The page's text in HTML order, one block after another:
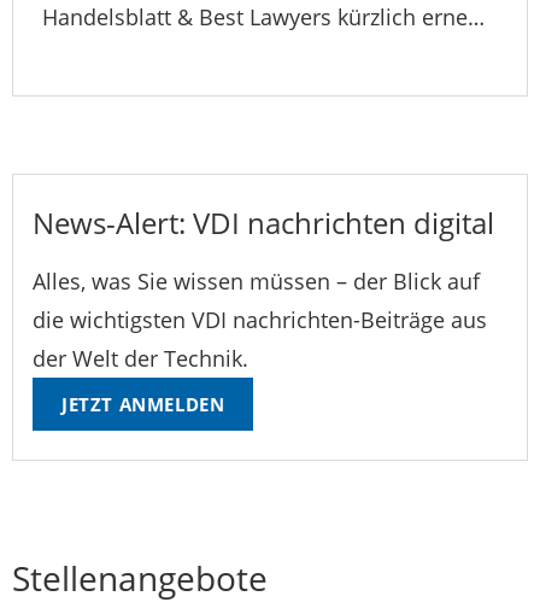
Handelsblatt & Best Lawyers kürzlich erne…
News-Alert: VDI nachrichten digital
Alles, was Sie wissen müssen – der Blick auf
die wichtigsten VDI nachrichten-Beiträge aus
der Welt der Technik.
JETZT ANMELDEN
Stellenangebote